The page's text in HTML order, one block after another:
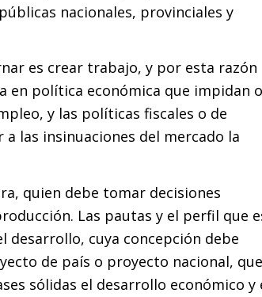
nacionales, provinciales y
es crear trabajo, y por esta razón
en política económica que impidan o
y las políticas fiscales o de
las insinuaciones del mercado la
quien debe tomar decisiones
Las pautas y el perfil que
cuya concepción debe
de país o proyecto nacional, que
sólidas el desarrollo económico y